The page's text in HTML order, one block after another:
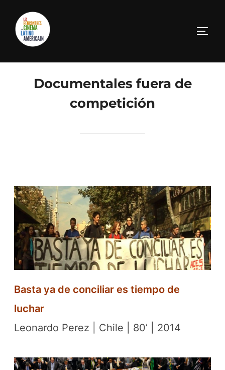
Documentales fuera de
competición
Basta ya de conciliar es tiempo de
luchar
Leonardo Perez | Chile | 80’ | 2014